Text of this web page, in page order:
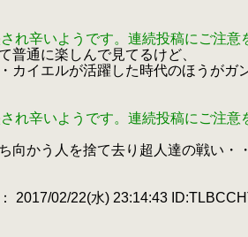
れ辛いようです。連続投稿にご注意
普通に楽しんで見てるけど、
カイエルが活躍した時代のほうがガ
れ辛いようです。連続投稿にご注意
向かう人を捨て去り超人達の戦い・
： 2017/02/22(水) 23:14:43